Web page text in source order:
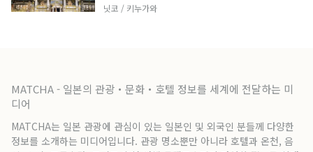
닛코 / 키누가와
MATCHA - 일본의 관광・문화・호텔 정보를 세계에 전달하는 미
디어
MATCHA는 일본 관광에 관심이 있는 일본인 및 외국인 분들께 다양한
정보를 소개하는 미디어입니다. 관광 명소뿐만 아니라 호텔과 온천, 음